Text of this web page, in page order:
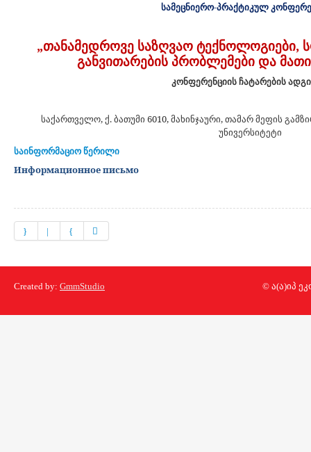
სამეცნიერო-პრაქტიკულ
„თანამედროვე საზღვაო ტექნოლოგიები,
განვითარების პრობლემები და
კონფერენციის ჩატარების
საქართველო, ქ. ბათუმი 6010, მახინჯაური, თამარ მეფის
უნივერსიტეტი
საინფორმაციოწერილი
Информационное письмо
Created by: GmmStudio © ა(ა)იპ